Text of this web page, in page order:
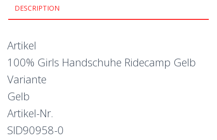
DESCRIPTION
Artikel
100% Girls Handschuhe Ridecamp Gelb
Variante
Gelb
Artikel-Nr.
SID90958-0